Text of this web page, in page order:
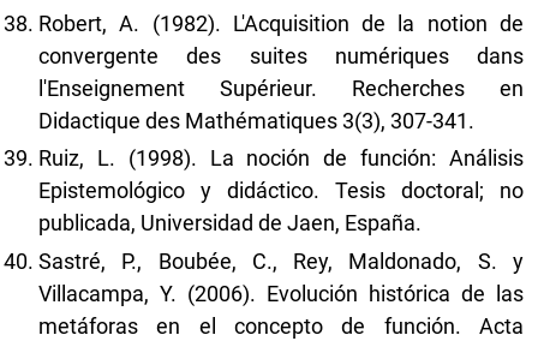
Robert, A. (1982). L'Acquisition de la notion de
convergente des suites numériques dans
l'Enseignement Supérieur. Recherches en
Didactique des Mathématiques 3(3), 307-341.
Ruiz, L. (1998). La noción de función: Análisis
Epistemológico y didáctico. Tesis doctoral; no
publicada, Universidad de Jaen, España.
Sastré, P., Boubée, C., Rey, Maldonado, S. y
Villacampa, Y. (2006). Evolución histórica de las
metáforas en el concepto de función. Acta